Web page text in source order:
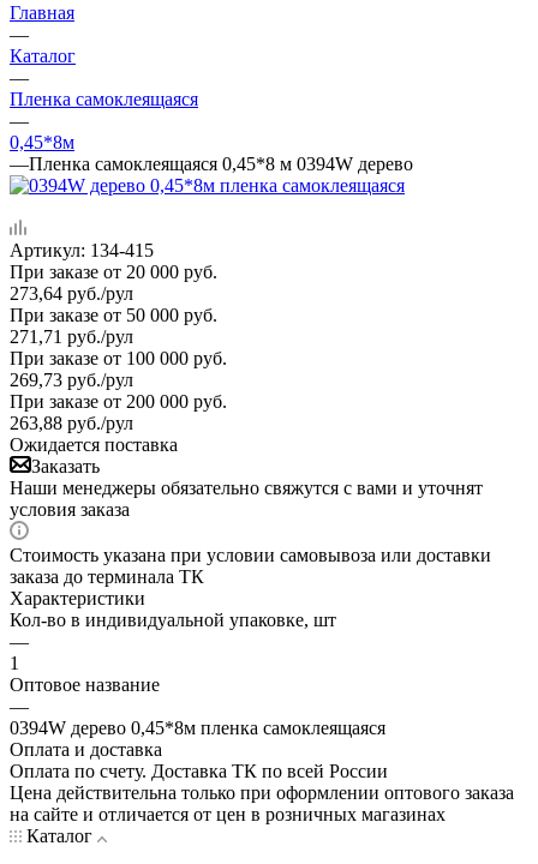
Главная
—
Каталог
—
Пленка самоклеящаяся
—
0,45*8м
—Пленка самоклеящаяся 0,45*8 м 0394W дерево
Артикул: 134-415
При заказе от 20 000 руб.
273,64 руб./рул
При заказе от 50 000 руб.
271,71 руб./рул
При заказе от 100 000 руб.
269,73 руб./рул
При заказе от 200 000 руб.
263,88 руб./рул
Ожидается поставка
Заказать
Наши менеджеры обязательно свяжутся с вами и уточнят
условия заказа
Стоимость указана при условии самовывоза или доставки
заказа до терминала ТК
Характеристики
Кол-во в индивидуальной упаковке, шт
—
1
Оптовое название
—
0394W дерево 0,45*8м пленка самоклеящаяся
Оплата и доставка
Оплата по счету. Доставка ТК по всей России
Цена действительна только при оформлении оптового заказа
на сайте и отличается от цен в розничных магазинах
Каталог